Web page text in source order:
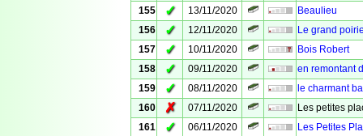
155
✓ 13/11/2020
Beaulieu
156
✓ 12/11/2020
Le grand
157
✓ 10/11/2020
Bois Robert
158
✓ 09/11/2020
en remontant
159
✓ 08/11/2020
le charmant
160
✗ 07/11/2020
Les petites
161
✓ 06/11/2020
Les Petites